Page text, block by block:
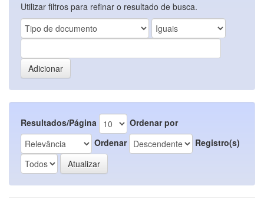
Utilizar filtros para refinar o resultado de busca.
Resultados/Página
Ordenar por
Ordenar
Registro(s)